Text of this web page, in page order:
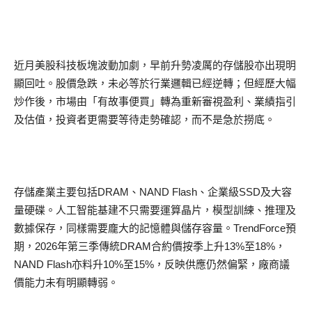
近月美股科技板塊波動加劇，早前升勢凌厲的存儲股亦出現明
顯回吐。股價急跌，未必等於行業邏輯已經逆轉；但經歷大幅
炒作後，市場由「有故事便買」轉為重新審視盈利、業績指引
及估值，投資者更需要等待走勢確認，而不是急於撈底。
存儲產業主要包括DRAM、NAND Flash、企業級SSD及大容
量硬碟。人工智能基建不只需要運算晶片，模型訓練、推理及
數據保存，同樣需要龐大的記憶體與儲存容量。TrendForce預
期，2026年第三季傳統DRAM合約價按季上升13%至18%，
NAND Flash亦料升10%至15%，反映供應仍然偏緊，廠商議
價能力未有明顯轉弱。